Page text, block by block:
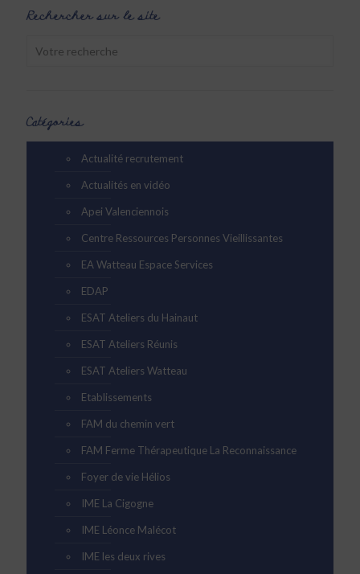
Rechercher sur le site
Catégories
Actualité recrutement
Actualités en vidéo
Apei Valenciennois
Centre Ressources Personnes Vieillissantes
EA Watteau Espace Services
EDAP
ESAT Ateliers du Hainaut
ESAT Ateliers Réunis
ESAT Ateliers Watteau
Etablissements
FAM du chemin vert
FAM Ferme Thérapeutique La Reconnaissance
Foyer de vie Hélios
IME La Cigogne
IME Léonce Malécot
IME les deux rives